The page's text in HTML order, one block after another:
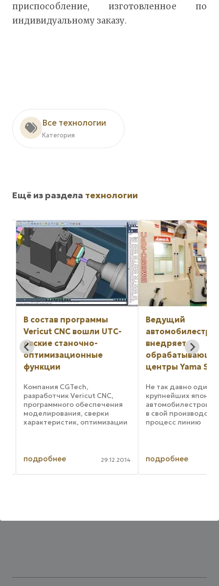
приспособление, изготовленное по
индивидуальному заказу.
Все технологии
Категория
Ещё из раздела технологии
В состав программы
Vericut CNC вошли UTC-
овские станочно-
оптимизационные
функции
Компания CGTech,
разработчик Vericut CNC,
программного обеспечения
моделирования, сверки
характеристик, оптимизации
Technologies на то, чтобы
оптимизации процесса ...
подробнее 29.12.2014
Ведущий
внедряет
центры Yama
Не так давно один
крупнейших
в свой
процесс линию
оборудования
подробнее